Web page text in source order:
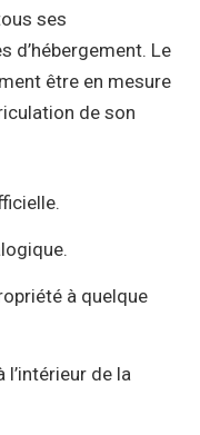
ses
d’hébergement. Le
être en mesure
de son
à quelque
l’intérieur de la